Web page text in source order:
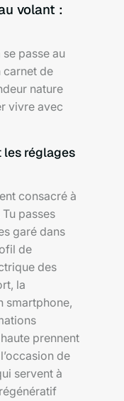
volant :
passe au
carnet de
nature
vivre avec
les réglages
consacré à
passes
garé dans
de
des
la
smartphone,
prennent
de
servent à